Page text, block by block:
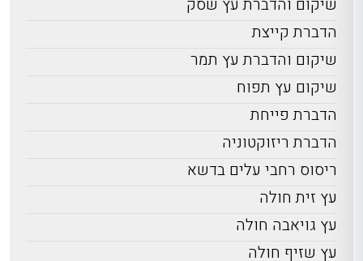
הדברת קייצת
שיקום והדברת עץ תמר
שיקום עץ תפוח
הדברת פייחת
הדברת ריזוקטוניה
ריסוס רחבי עלים בדשא
עץ זית חולה
עץ גויאבה חולה
עץ שזיף חולה